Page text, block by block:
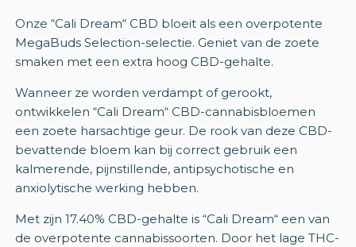
Onze “Cali Dream“ CBD bloeit als een overpotente
MegaBuds Selection-selectie. Geniet van de zoete
smaken met een extra hoog CBD-gehalte.
Wanneer ze worden verdampt of gerookt,
ontwikkelen “Cali Dream“ CBD-cannabisbloemen
een zoete harsachtige geur. De rook van deze CBD-
bevattende bloem kan bij correct gebruik een
kalmerende, pijnstillende, antipsychotische en
anxiolytische werking hebben.
Met zijn 17.40% CBD-gehalte is “Cali Dream“ een van
de overpotente cannabissoorten. Door het lage THC-